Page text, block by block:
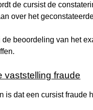
de cursist de
over het
beoordeling van het
vaststelling fraude
is dat een cursist fraude